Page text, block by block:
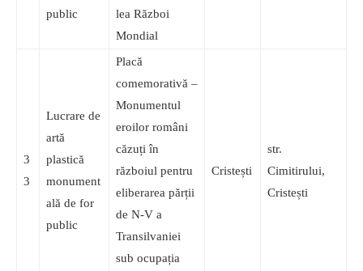
public
lea Război
Mondial
3
3
Lucrare de
artă
plastică
monument
ală de for
public
Placă
comemorativă –
Monumentul
eroilor români
căzuți în
războiul pentru
eliberarea părții
de N-V a
Transilvaniei
sub ocupația
Cristești
str.
Cimitirului,
Cristești